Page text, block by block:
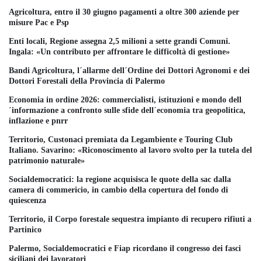
Agricoltura, entro il 30 giugno pagamenti a oltre 300 aziende per
misure Pac e Psp
Enti locali, Regione assegna 2,5 milioni a sette grandi Comuni.
Ingala: «Un contributo per affrontare le difficoltà di gestione»
Bandi Agricoltura, l´allarme dell´Ordine dei Dottori Agronomi e dei
Dottori Forestali della Provincia di Palermo
Economia in ordine 2026: commercialisti, istituzioni e mondo dell
´informazione a confronto sulle sfide dell´economia tra geopolitica,
inflazione e pnrr
Territorio, Custonaci premiata da Legambiente e Touring Club
Italiano. Savarino: «Riconoscimento al lavoro svolto per la tutela del
patrimonio naturale»
Socialdemocratici: la regione acquisisca le quote della sac dalla
camera di commericio, in cambio della copertura del fondo di
quiescenza
Territorio, il Corpo forestale sequestra impianto di recupero rifiuti a
Partinico
Palermo, Socialdemocratici e Fiap ricordano il congresso dei fasci
siciliani dei lavoratori